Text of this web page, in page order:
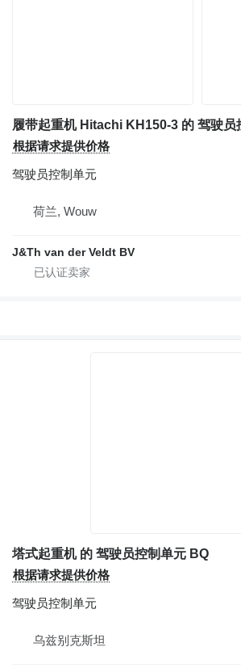
根据请求提供价格
驾驶员控制单元
荷兰, Wouw
J&Th van der Veldt BV
塔式起重机 的 驾驶员控制单元 BQ
根据请求提供价格
驾驶员控制单元
乌兹别克斯坦